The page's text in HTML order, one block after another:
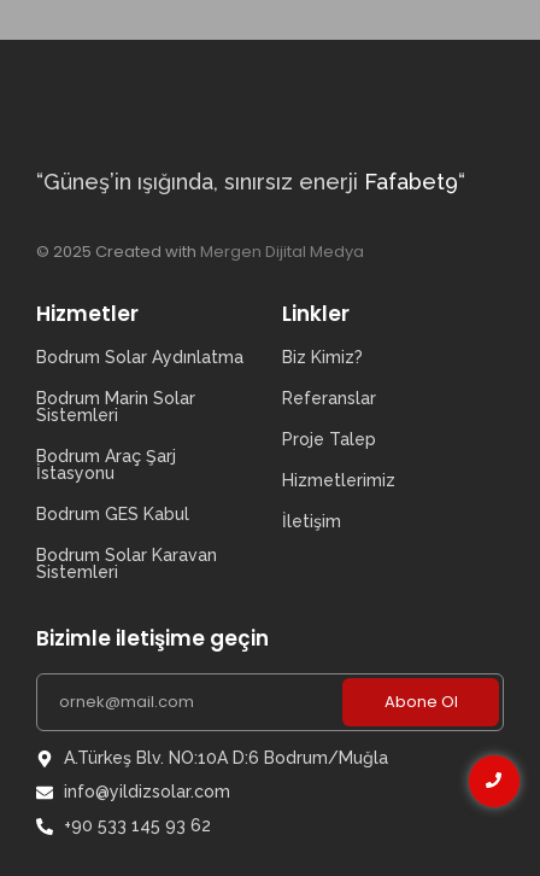
“Güneş’in ışığında, sınırsız enerji Fafabet9“
© 2025 Created with Mergen Dijital Medya
Hizmetler
Bodrum Solar Aydınlatma
Bodrum Marin Solar
Sistemleri
Bodrum Araç Şarj
İstasyonu
Bodrum GES Kabul
Bodrum Solar Karavan
Sistemleri
Linkler
Biz Kimiz?
Referanslar
Proje Talep
Hizmetlerimiz
İletişim
Bizimle iletişime geçin
Abone Ol
A.Türkeş Blv. NO:10A D:6 Bodrum/Muğla
info@yildizsolar.com
+90 533 145 93 62